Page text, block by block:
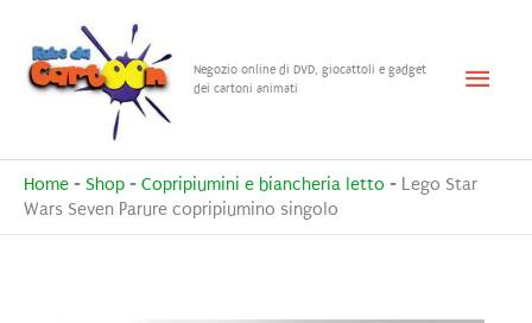
contenuto
Negozio online di DVD, giocattoli e gadget
dei cartoni animati
Menu
Home - Shop - Copripiumini e biancheria letto - Lego Star
Wars Seven Parure copripiumino singolo